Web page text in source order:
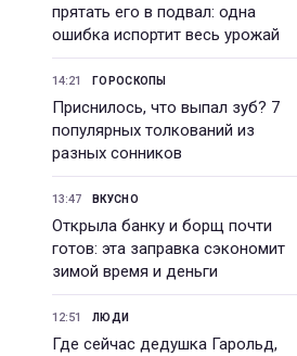
прятать его в подвал: одна
ошибка испортит весь урожай
14:21 ГОРОСКОПЫ
Приснилось, что выпал зуб? 7
популярных толкований из
разных сонников
13:47 ВКУСНО
Открыла банку и борщ почти
готов: эта заправка сэкономит
зимой время и деньги
12:51 ЛЮДИ
Где сейчас дедушка Гарольд,